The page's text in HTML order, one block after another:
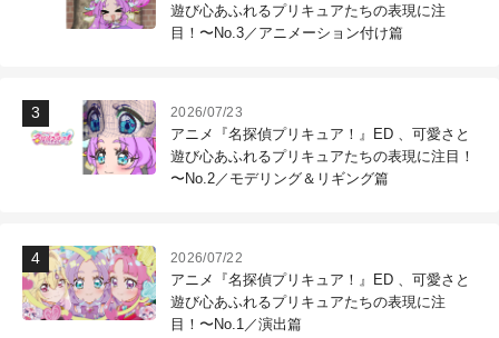
遊び心あふれるプリキュアたちの表現に注
目！〜No.3／アニメーション付け篇
2026/07/23
アニメ『名探偵プリキュア！』ED 、可愛さと
遊び心あふれるプリキュアたちの表現に注目！
〜No.2／モデリング＆リギング篇
2026/07/22
アニメ『名探偵プリキュア！』ED 、可愛さと
遊び心あふれるプリキュアたちの表現に注
目！〜No.1／演出篇